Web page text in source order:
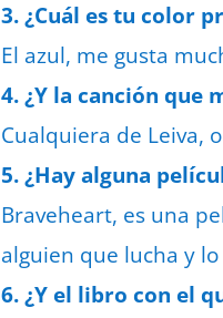
3. ¿Cuál es tu color
El azul, me gusta
4. ¿Y la canción que
Cualquiera de Leiva,
5. ¿Hay alguna
Braveheart, es una
alguien que lucha y
6. ¿Y el libro con el